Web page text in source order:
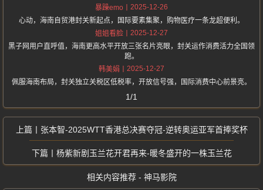
暴躁emo
2025-12-26
心动，海南自贸港封关新起点，国际要素集聚，购物医疗一条龙超便利。
姐姐看脸
2025-12-27
黑子网用户直呼值，海南更高水平开放三张名片亮眼，封关运作消费活力全国领
跑。
韩美娟
2025-12-27
佩服海南布局，封关独立关税区低税率，开放信号强，国际消费中心前景亮。
1/1
张本智-2025WTT香港总决赛夺冠-逆转奥运亚军首捧奖杯
杨紫新剧玉兰花开君再来-暖冬盛开的一株玉兰花
相关内容推荐 - 神马影院